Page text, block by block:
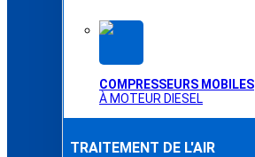
COMPRESSEURS MOBILES
À MOTEUR DIESEL
TRAITEMENT DE L'AIR